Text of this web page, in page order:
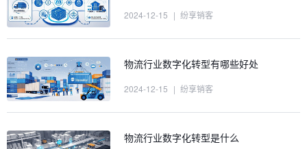
2024-12-15 | 纷享销客
物流行业数字化转型有哪些好处
2024-12-15 | 纷享销客
物流行业数字化转型是什么